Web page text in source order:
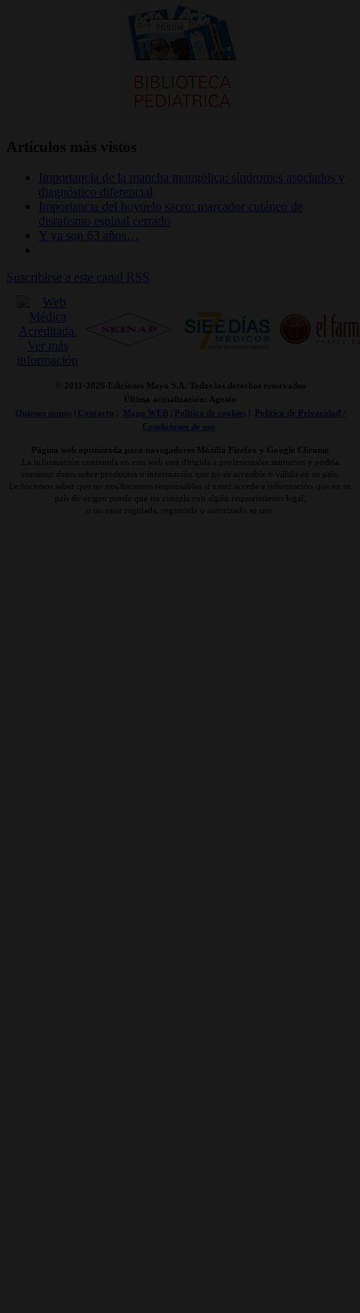
Artículos más vistos
Importancia de la mancha mongólica: síndromes asociados y
diagnóstico diferencial
Importancia del hoyuelo sacro: marcador cutáneo de
disrafismo espinal cerrado
Y ya son 63 años…
Suscribirse a este canal RSS
© 2011-2026 Ediciones Mayo S.A. Todos los derechos reservados
Última actualización: Agosto
Quienes somos| Contacto Mapa WEB Politica de cookies|
Politica de Privacidad /
Condiciones de uso
Página web optimizada para navegadores Mozilla Firefox y Google Chrome
La información contenida en esta web está dirigida a profesionales sanitarios y podría
contener datos sobre productos o información que no es accesible o válida en su país.
Le hacemos saber que no nos hacemos responsables si usted accede a información que en su
país de origen puede que no cumpla con algún requerimiento legal,
o no estar regulada, registrada o autorizado su uso.